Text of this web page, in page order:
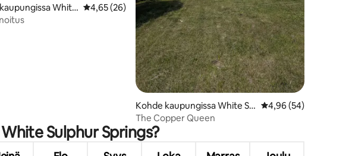
5, 12 arvostelua
White Keskimääräinen arvio 4,65/5, 26 arvostelua
4,65 (26)
Kohde kaupungissa White Sul
phur Springs
Keskimääräinen
4,96 (54)
The Copper Queen
Sulphur Springs?